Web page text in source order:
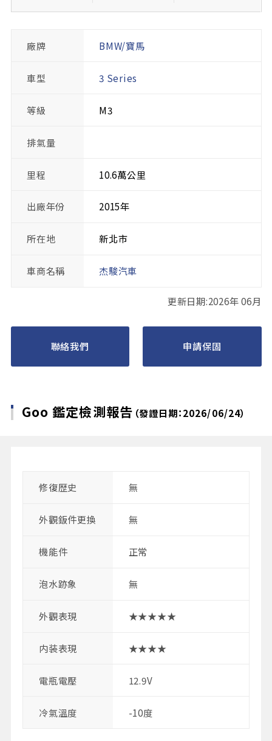
廠牌 BMW/寶馬
車型 3 Series
等級 M3
排氣量
里程 10.6萬公里
出廠年份 2015年
所在地 新北市
車商名稱 杰駿汽車
更新日期:2026年 06月
聯絡我們 申請保固
Goo 鑑定檢測報告 （發證日期：2026/06/24）
修復歴史 無
外觀鈑件更換 無
機能件 正常
泡水跡象 無
外觀表現 ★★★★★
内装表現 ★★★★
電瓶電壓 12.9V
冷氣溫度 -10度